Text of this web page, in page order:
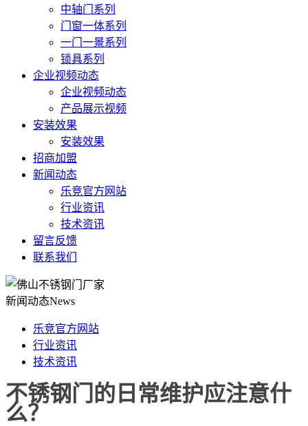
中轴门系列
门窗一体系列
一门一景系列
锁具系列
企业视频动态
企业视频动态
产品展示视频
安装效果
安装效果
招商加盟
新闻动态
乐竞官方网站
行业资讯
技术资讯
留言反馈
联系我们
新闻动态News
乐竞官方网站
行业资讯
技术资讯
不锈钢门的日常维护应注意什
么？